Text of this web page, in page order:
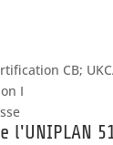
CB;
I
l'UNIPLAN